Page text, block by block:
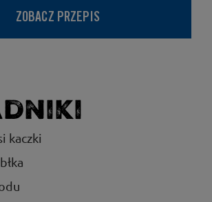
ZOBACZ PRZEPIS
kaczki